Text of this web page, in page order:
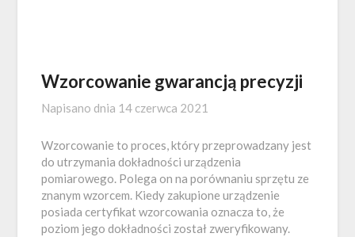
Wzorcowanie gwarancją precyzji
Napisano dnia 14 czerwca 2021
Wzorcowanie to proces, który przeprowadzany jest
do utrzymania dokładności urządzenia
pomiarowego. Polega on na porównaniu sprzętu ze
znanym wzorcem. Kiedy zakupione urządzenie
posiada certyfikat wzorcowania oznacza to, że
poziom jego dokładności został zweryfikowany.